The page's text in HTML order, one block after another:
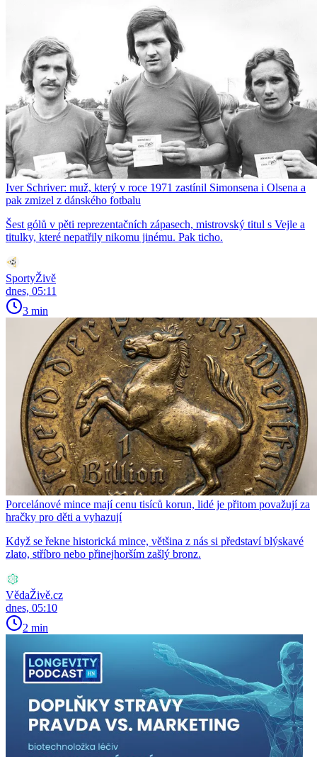
Iver Schriver: muž, který v roce 1971 zastínil Simonsena i Olsena a
pak zmizel z dánského fotbalu
Šest gólů v pěti reprezentačních zápasech, mistrovský titul s Vejle a
titulky, které nepatřily nikomu jinému. Pak ticho.
SportyŽivě
dnes, 05:11
3 min
Porcelánové mince mají cenu tisíců korun, lidé je přitom považují za
hračky pro děti a vyhazují
Když se řekne historická mince, většina z nás si představí blýskavé
zlato, stříbro nebo přinejhorším zašlý bronz.
VědaŽivě.cz
dnes, 05:10
2 min